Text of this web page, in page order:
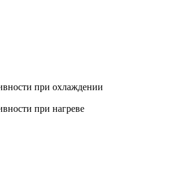
при охлаждении
при нагреве